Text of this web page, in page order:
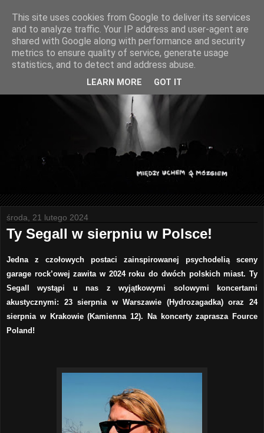
środa, 21 lutego 2024
Ty Segall w sierpniu w Polsce!
Jedna z czołowych postaci zainspirowanej psychodelią sceny
garage rock’owej zawita w 2024 roku do dwóch polskich miast. Ty
Segall wystąpi u nas z wyjątkowymi solowymi koncertami
akustycznymi: 23 sierpnia w Warszawie (Hydrozagadka) oraz 24
sierpnia w Krakowie (Kamienna 12). Na koncerty zaprasza Fource
Poland!
This site uses cookies from Google to deliver its services
and to analyze traffic. Your IP address and user-agent are
shared with Google along with performance and security
metrics to ensure quality of service, generate usage
statistics, and to detect and address abuse.
LEARN MORE GOT IT